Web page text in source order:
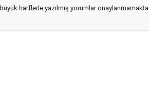
harflerle yazılmış yorumlar